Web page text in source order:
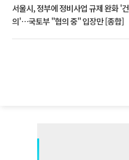
서울시, 정부에 정비사업 규제 완화 '건
의'⋯국토부 "협의 중" 입장만 [종합]